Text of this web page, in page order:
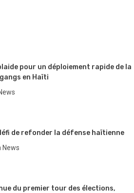
pour un déploiement rapide de la
en Haïti
de refonder la défense haïtienne
News
du premier tour des élections,